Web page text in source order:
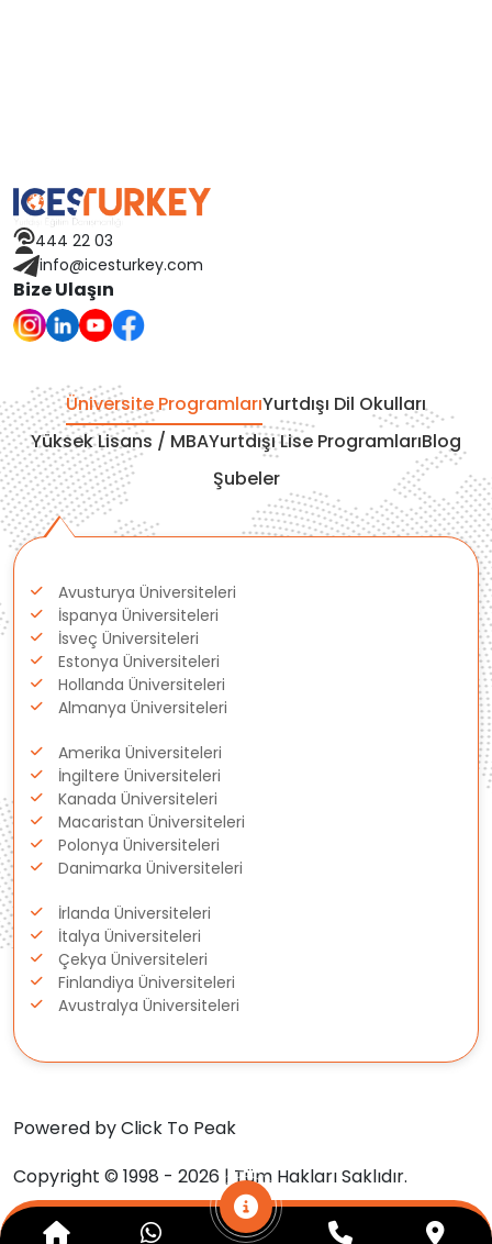
Avusturya
Finlandiya
Çekya
İrlanda
İsviçre
Polonya
Fransa
Litvanya
Letonya
Gürcistan
Estonya
İsveç
Danimarka
Avustralya
444 22 03
info@icesturkey.com
Bize Ulaşın
Üniversite ProgramlarıYurtdışı Dil Okulları
Yüksek Lisans / MBAYurtdışı Lise ProgramlarıBlog
Şubeler
Avusturya Üniversiteleri
İspanya Üniversiteleri
İsveç Üniversiteleri
Estonya Üniversiteleri
Hollanda Üniversiteleri
Almanya Üniversiteleri
Amerika Üniversiteleri
İngiltere Üniversiteleri
Kanada Üniversiteleri
Macaristan Üniversiteleri
Polonya Üniversiteleri
Danimarka Üniversiteleri
İrlanda Üniversiteleri
İtalya Üniversiteleri
Çekya Üniversiteleri
Finlandiya Üniversiteleri
Avustralya Üniversiteleri
Powered by Click To Peak
Copyright © 1998 - 2026 | Tüm Hakları Saklıdır.